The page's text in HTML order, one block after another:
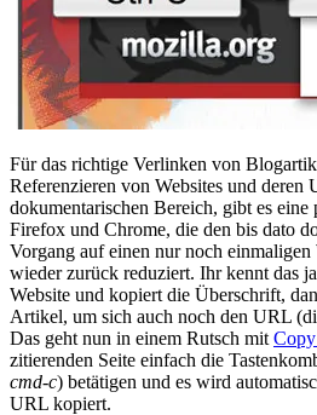
Für das richtige Verlinken von
Referenzieren von Websites und deren
dokumentarischen Bereich, gibt es
Firefox und Chrome, die den bis dato
Vorgang auf einen nur noch
wieder zurück reduziert. Ihr kennt das
Website und kopiert die Überschrift,
Artikel, um sich auch noch den URL
Das geht nun in einem Rutsch mit
zitierenden Seite einfach die
cmd-c) betätigen und es wird
URL kopiert.